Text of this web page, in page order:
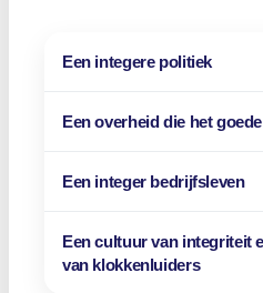
Een integere politiek
Een overheid die het
Een integer bedrijfsleven
Een cultuur van integriteit
van klokkenluiders